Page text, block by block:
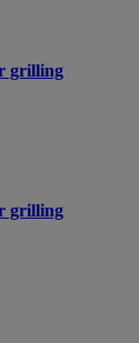
grilling
grilling